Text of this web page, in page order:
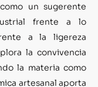
un sugerente
frente a lo
a la ligereza
la convivencia
la materia como
artesanal aporta